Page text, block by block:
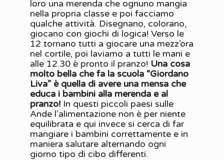
loro una merenda che ognuno mangia
nella propria classe e poi facciamo
qualche attività. Disegnano, colorano,
giocano con giochi di logica! Verso le
12 tornano tutti a giocare una mezz’ora
nel cortile, poi laviamo a tutti le mani e
alle 12.30 è pronto il pranzo! Una cosa
molto bella che fa la scuola “Giordano
Liva” è quella di avere una mensa che
educa i bambini alla merenda e al
pranzo! In questi piccoli paesi sulle
Ande l’alimentazione non è per niente
equilibrata e qui invece si cerca di far
mangiare i bambini correttamente e in
maniera salutare alternando ogni
giorno tipo di cibo differenti.